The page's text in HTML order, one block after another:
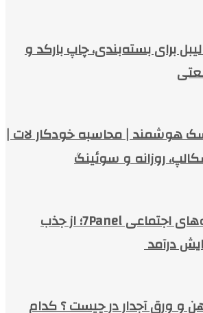
برای بسته‌بندی، چاپ بارکد و
هوشمند | محاسبه خودکار لات |
روزانه و سوئینگ
خدمات شبکه‌های اجتماعی 7Panel؛ از جذب
درآمد
و ورق آجدار در چیست ؟ کدام